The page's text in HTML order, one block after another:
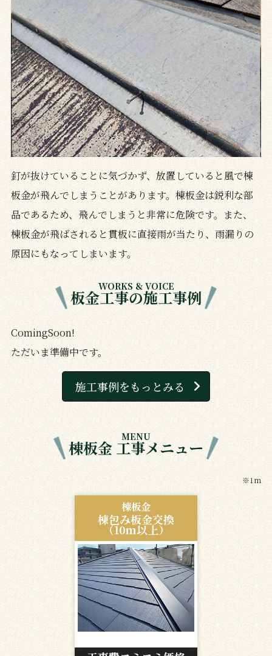
釘が抜けていることに気づかず、放置していると風で棟
板金が飛んでしまうことがあります。棟板金は鋭利な部
品であるため、飛んでしまうと非常に危険です。また、
棟板金が飛ばされると貫板に直接雨が当たり、雨漏りの
原因にもなってしまいます。
板金工事の施工事例
WORKS & VOICE
ComingSoon!
ただいま準備中です。
施工事例をもっとみる
棟板金 工事メニュー
MENU
※1m
棟板金
棟包み板金交換
（10ｍ以上）